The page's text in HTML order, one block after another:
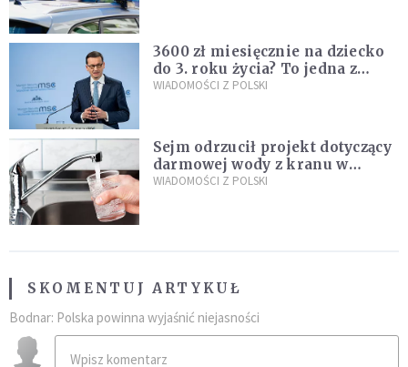
3600 zł miesięcznie na dziecko
do 3. roku życia? To jedna z
propozycji programu "Rozwój
WIADOMOŚCI Z POLSKI
Sejm odrzucił projekt dotyczący
darmowej wody z kranu w
restauracjach
WIADOMOŚCI Z POLSKI
SKOMENTUJ ARTYKUŁ
Bodnar: Polska powinna wyjaśnić niejasności